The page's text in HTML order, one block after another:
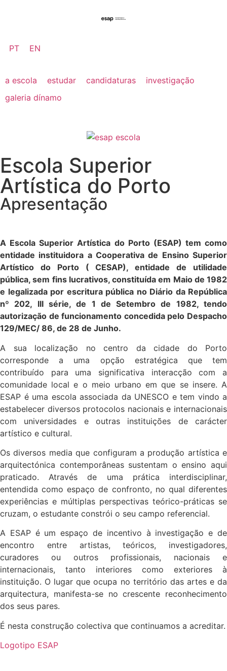
PT EN
a escola estudar candidaturas
investigação
galeria dínamo
Escola Superior
Artística do Porto
Apresentação
A Escola Superior Artística do Porto (ESAP) tem como
entidade instituidora a Cooperativa de Ensino Superior
Artístico do Porto ( CESAP), entidade de utilidade
pública, sem fins lucrativos, constituída em Maio de 1982
e legalizada por escritura pública no Diário da República
nº 202, III série, de 1 de Setembro de 1982, tendo
autorização de funcionamento concedida pelo Despacho
129/MEC/ 86, de 28 de Junho.
A sua localização no centro da cidade do Porto
corresponde a uma opção estratégica que tem
contribuído para uma significativa interacção com a
comunidade local e o meio urbano em que se insere. A
ESAP é uma escola associada da UNESCO e tem vindo a
estabelecer diversos protocolos nacionais e internacionais
com universidades e outras instituições de carácter
artístico e cultural.
Os diversos media que configuram a produção artística e
arquitectónica contemporâneas sustentam o ensino aqui
praticado. Através de uma prática interdisciplinar,
entendida como espaço de confronto, no qual diferentes
experiências e múltiplas perspectivas teórico-práticas se
cruzam, o estudante constrói o seu campo referencial.
A ESAP é um espaço de incentivo à investigação e de
encontro entre artistas, teóricos, investigadores,
curadores ou outros profissionais, nacionais e
internacionais, tanto interiores como exteriores à
instituição. O lugar que ocupa no território das artes e da
arquitectura, manifesta-se no crescente reconhecimento
dos seus pares.
É nesta construção colectiva que continuamos a acreditar.
Logotipo ESAP